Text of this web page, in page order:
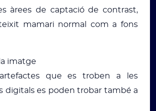
àrees de captació de contrast,
mamari normal com a fons
imatge
que es troben a les
digitals es poden trobar també a